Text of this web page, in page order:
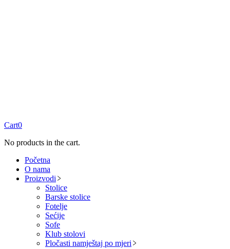
Cart0
No products in the cart.
Početna
O nama
Proizvodi
Stolice
Barske stolice
Fotelje
Sećije
Sofe
Klub stolovi
Pločasti namještaj po mjeri